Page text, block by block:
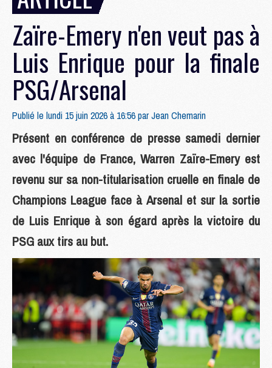
Zaïre-Emery n'en veut pas à
Luis Enrique pour la finale
PSG/Arsenal
Publié le lundi 15 juin 2026 à 16:56 parJean Chemarin
Présent en conférence de presse samedi dernier
avec l'équipe de France, Warren Zaïre-Emery est
revenu sur sa non-titularisation cruelle en finale de
Champions League face à Arsenal et sur la sortie
de Luis Enrique à son égard après la victoire du
PSG aux tirs au but.